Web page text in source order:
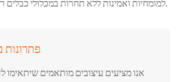
בחר JMTJM למומחיות ואמינות ללא תחרות במכלולי כבלים רפואיים.
אנו מציעים עיצובים מותאמים שיתאימו